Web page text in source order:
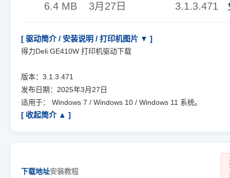
6.4 MB
3月27日
3.1.3.471
[ 驱动简介 / 安装说明 / 打印机图片 ▼ ]
得力Deli GE410W 打印机驱动下载
版本：3.1.3.471
发布日期：2025年3月27日
适用于： Windows 7 / Windows 10 / Windows 11 系统。
[ 收起简介 ▲ ]
下载地址安装教程